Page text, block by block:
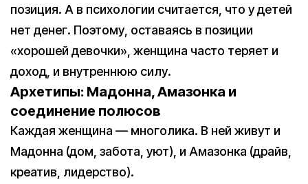
позиция. А в психологии считается, что у детей
нет денег. Поэтому, оставаясь в позиции
«хорошей девочки», женщина часто теряет и
доход, и внутреннюю силу.
Архетипы: Мадонна, Амазонка и
соединение полюсов
Каждая женщина — многолика. В ней живут и
Мадонна (дом, забота, уют), и Амазонка (драйв,
креатив, лидерство).